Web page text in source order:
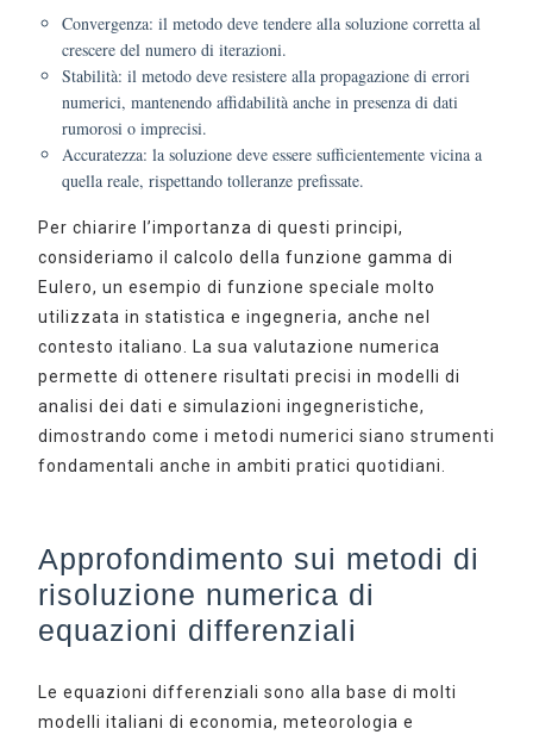
Convergenza: il metodo deve tendere alla soluzione corretta al
crescere del numero di iterazioni.
Stabilità: il metodo deve resistere alla propagazione di errori
numerici, mantenendo affidabilità anche in presenza di dati
rumorosi o imprecisi.
Accuratezza: la soluzione deve essere sufficientemente vicina a
quella reale, rispettando tolleranze prefissate.
Per chiarire l’importanza di questi principi,
consideriamo il calcolo della funzione gamma di
Eulero, un esempio di funzione speciale molto
utilizzata in statistica e ingegneria, anche nel
contesto italiano. La sua valutazione numerica
permette di ottenere risultati precisi in modelli di
analisi dei dati e simulazioni ingegneristiche,
dimostrando come i metodi numerici siano strumenti
fondamentali anche in ambiti pratici quotidiani.
Approfondimento sui metodi di
risoluzione numerica di
equazioni differenziali
Le equazioni differenziali sono alla base di molti
modelli italiani di economia, meteorologia e